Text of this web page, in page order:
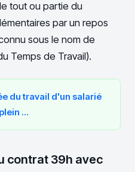
tout ou partie du
par un repos
sous le nom de
Temps de Travail).
du travail d'un salarié
...
contrat 39h avec